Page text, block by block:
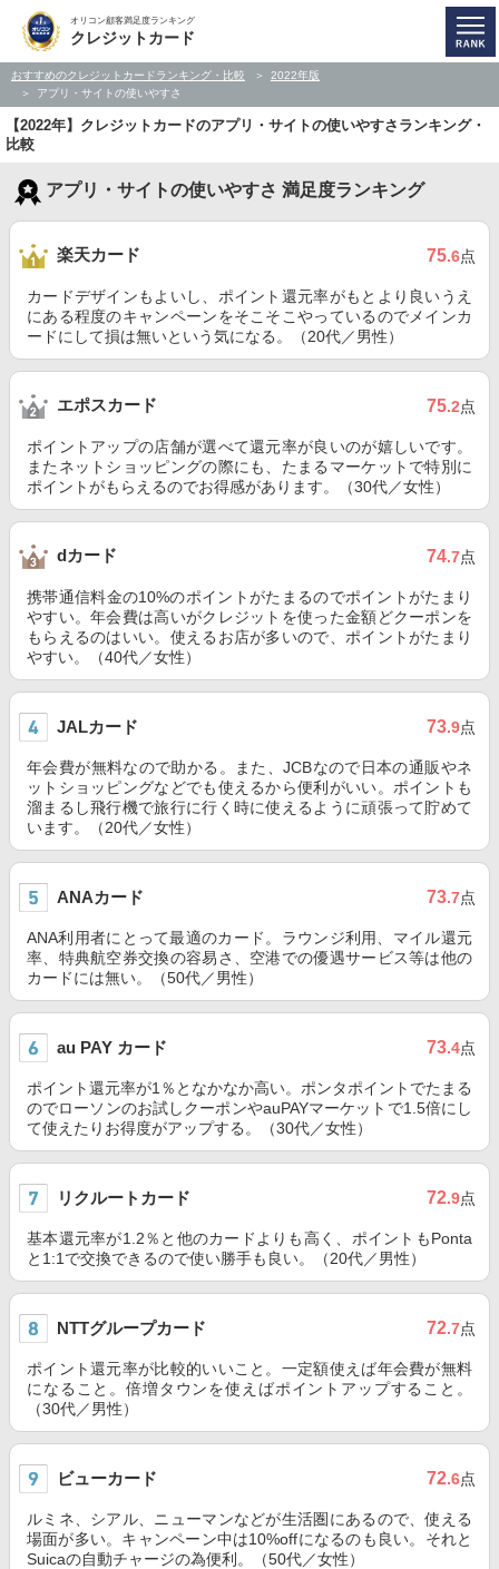
オリコン顧客満足度ランキング
クレジットカード
おすすめのクレジットカードランキング・比較
2022年版
アプリ・サイトの使いやすさ
【2022年】クレジットカードのアプリ・サイトの使いやすさランキング・
比較
アプリ・サイトの使いやすさ 満足度ランキング
楽天カード 75.6点
カードデザインもよいし、ポイント還元率がもとより良いうえ
にある程度のキャンペーンをそこそこやっているのでメインカ
ードにして損は無いという気になる。（20代／男性）
エポスカード 75.2点
ポイントアップの店舗が選べて還元率が良いのが嬉しいです。
またネットショッピングの際にも、たまるマーケットで特別に
ポイントがもらえるのでお得感があります。（30代／女性）
dカード 74.7点
携帯通信料金の10%のポイントがたまるのでポイントがたまり
やすい。年会費は高いがクレジットを使った金額どクーポンを
もらえるのはいい。使えるお店が多いので、ポイントがたまり
やすい。（40代／女性）
JALカード 73.9点
年会費が無料なので助かる。また、JCBなので日本の通販やネ
ットショッピングなどでも使えるから便利がいい。ポイントも
溜まるし飛行機で旅行に行く時に使えるように頑張って貯めて
います。（20代／女性）
ANAカード 73.7点
ANA利用者にとって最適のカード。ラウンジ利用、マイル還元
率、特典航空券交換の容易さ、空港での優遇サービス等は他の
カードには無い。（50代／男性）
au PAY カード 73.4点
ポイント還元率が1％となかなか高い。ポンタポイントでたまる
のでローソンのお試しクーポンやauPAYマーケットで1.5倍にし
て使えたりお得度がアップする。（30代／女性）
リクルートカード 72.9点
基本還元率が1.2％と他のカードよりも高く、ポイントもPonta
と1:1で交換できるので使い勝手も良い。（20代／男性）
NTTグループカード 72.7点
ポイント還元率が比較的いいこと。一定額使えば年会費が無料
になること。倍増タウンを使えばポイントアップすること。
（30代／男性）
ビューカード 72.6点
ルミネ、シアル、ニューマンなどが生活圏にあるので、使える
場面が多い。キャンペーン中は10%offになるのも良い。それと
Suicaの自動チャージの為便利。（50代／女性）